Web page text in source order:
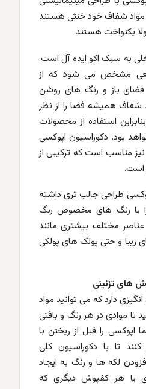
مواد شفاف خود خنثی هستند
یکنواخت هستند.
به سبک اکو ایده آل است.
مشخص می شود که از
فضای باز و رنگ های روشن
همیشه فضا را از نظر
استفاده از محصولات
بود. دکوراسیون اپوکسی
مناسب است که ترکیبی از
است.
طراحی جالب تری داشته
را با رنگ های مخصوص رنگ
عناصر مختلف بیشتری مانند
زیبا و حتی پولک های پولکی
های تزئینی
دارد که می توانید مواد
تا موادی در هر رنگ و بافتی
اپوکسی را قبل از ریختن با
تا با دکوراسیون کلی
لکه ها و رنگ به ایجاد
یا هر کفپوش دیگری که